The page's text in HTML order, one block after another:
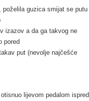
poželila guzica smijat se putu
izazov a da ga takvog ne
pored
put (nevolje najčešće
lijevom pedalom ispred